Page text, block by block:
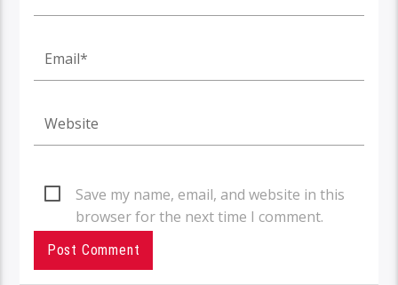
Save my name, email, and website in this
browser for the next time I comment.